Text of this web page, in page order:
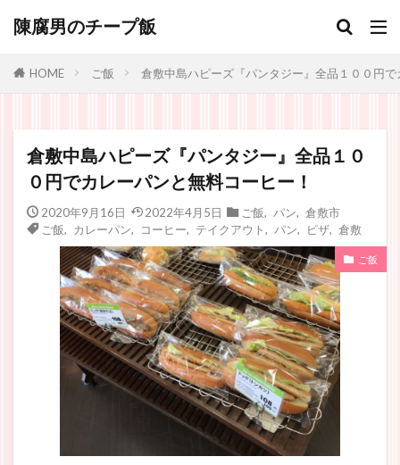
陳腐男のチープ飯
HOME ご飯 倉敷中島ハピーズ『パンタジー』全品１００円
倉敷中島ハピーズ『パンタジー』全品１０
０円でカレーパンと無料コーヒー！
2020年9月16日 2022年4月5日 ご飯 パン
倉敷市
ご飯
カレーパン コーヒー テイクアウト パン ピザ, 倉敷
ご飯